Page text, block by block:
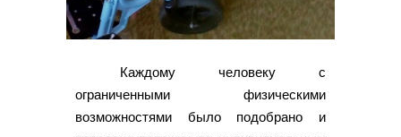
Каждому человеку с
ограниченными физическими
возможностями было подобрано и